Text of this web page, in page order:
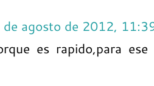
de agosto de 2012,
es rapido,para